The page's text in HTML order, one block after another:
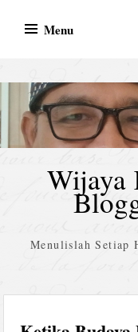
Menu
Wijaya
Menulislah Setiap